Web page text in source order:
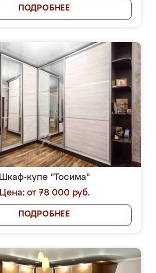
ПОДРОБНЕЕ
Шкаф-купе "Тосима"
Цена: от 78 000 руб.
ПОДРОБНЕЕ